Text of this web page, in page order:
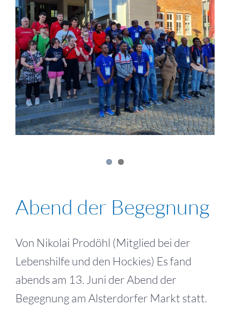
Abend der Begegnung
Von Nikolai Prodöhl (Mitglied bei der
Lebenshilfe und den Hockies) Es fand
abends am 13. Juni der Abend der
Begegnung am Alsterdorfer Markt statt.